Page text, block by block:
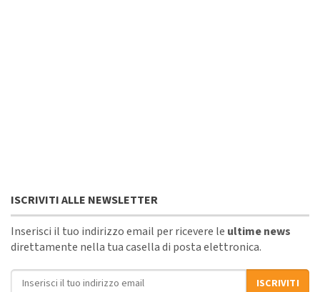
ISCRIVITI ALLE NEWSLETTER
Inserisci il tuo indirizzo email per ricevere le ultime news
direttamente nella tua casella di posta elettronica.
Indirizzo email
ISCRIVITI